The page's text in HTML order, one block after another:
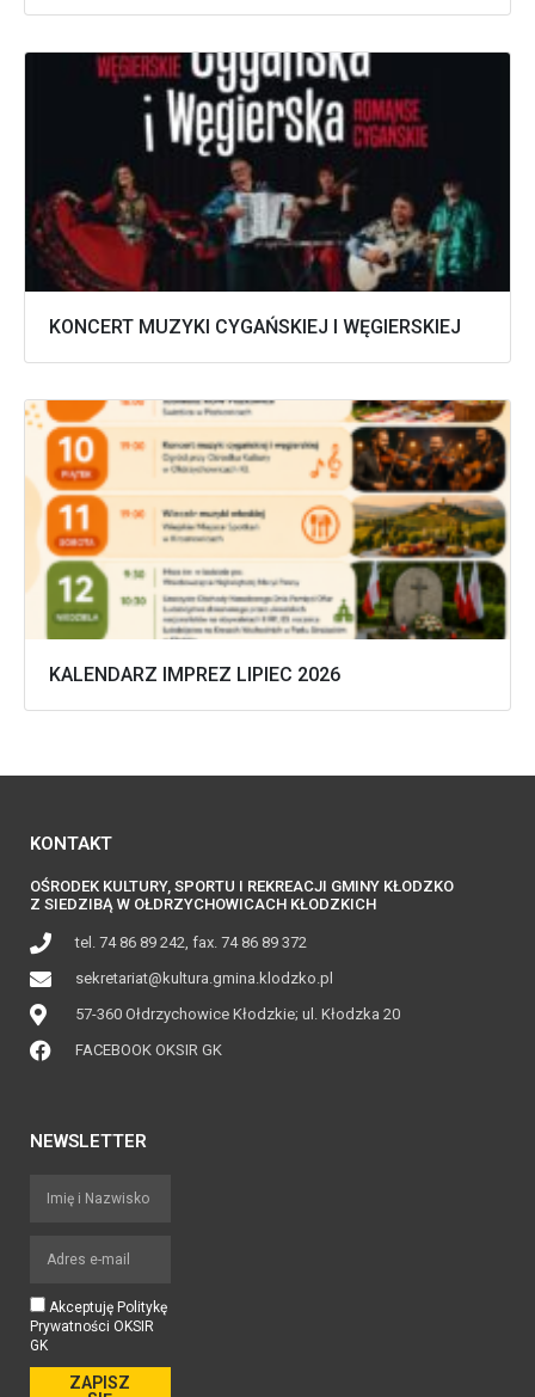
KONCERT MUZYKI CYGAŃSKIEJ I WĘGIERSKIEJ
KALENDARZ IMPREZ LIPIEC 2026
KONTAKT
OŚRODEK KULTURY, SPORTU I REKREACJI GMINY KŁODZKO
Z SIEDZIBĄ W OŁDRZYCHOWICACH KŁODZKICH
tel. 74 86 89 242, fax. 74 86 89 372
sekretariat@kultura.gmina.klodzko.pl
57-360 Ołdrzychowice Kłodzkie; ul. Kłodzka 20
FACEBOOK OKSIR GK
NEWSLETTER
Akceptuję Politykę
Prywatności OKSIR
GK
ZAPISZ